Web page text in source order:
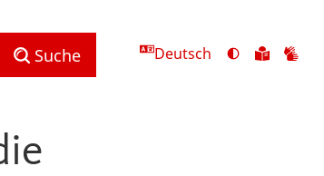
Suche Deutsch
Ansicht
Zu